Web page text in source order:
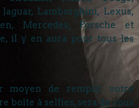
Lamborghini, Lexus,
Mercedes, Porsche et
il y en aura pour tous les
moyen de remplir votre
boîte à selfies, sera de vous